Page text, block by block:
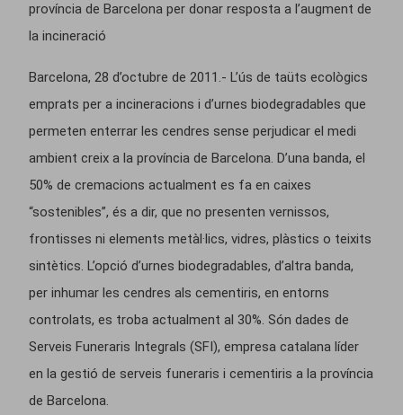
província de Barcelona per donar resposta a l’augment de
la incineració
Barcelona, 28 d’octubre de 2011.- L’ús de taüts ecològics
emprats per a incineracions i d’urnes biodegradables que
permeten enterrar les cendres sense perjudicar el medi
ambient creix a la província de Barcelona. D’una banda, el
50% de cremacions actualment es fa en caixes
“sostenibles”, és a dir, que no presenten vernissos,
frontisses ni elements metàl·lics, vidres, plàstics o teixits
sintètics. L’opció d’urnes biodegradables, d’altra banda,
per inhumar les cendres als cementiris, en entorns
controlats, es troba actualment al 30%. Són dades de
Serveis Funeraris Integrals (SFI), empresa catalana líder
en la gestió de serveis funeraris i cementiris a la província
de Barcelona.